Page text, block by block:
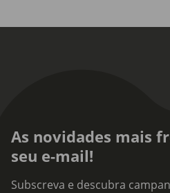
As novidades mais
seu e-mail!
Subscreva e descubra